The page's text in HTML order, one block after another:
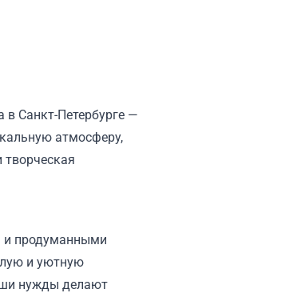
в Санкт-Петербурге —
атмосферу,
и продуманными
и уютную
нужды делают